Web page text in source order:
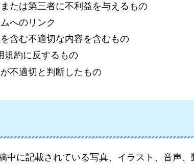
たは第三者に不利益を与えるもの
へのリンク
含む不適切な内容を含むもの
規約に反するもの
不適切と判断したもの
中に記載されている写真、イラスト、音声